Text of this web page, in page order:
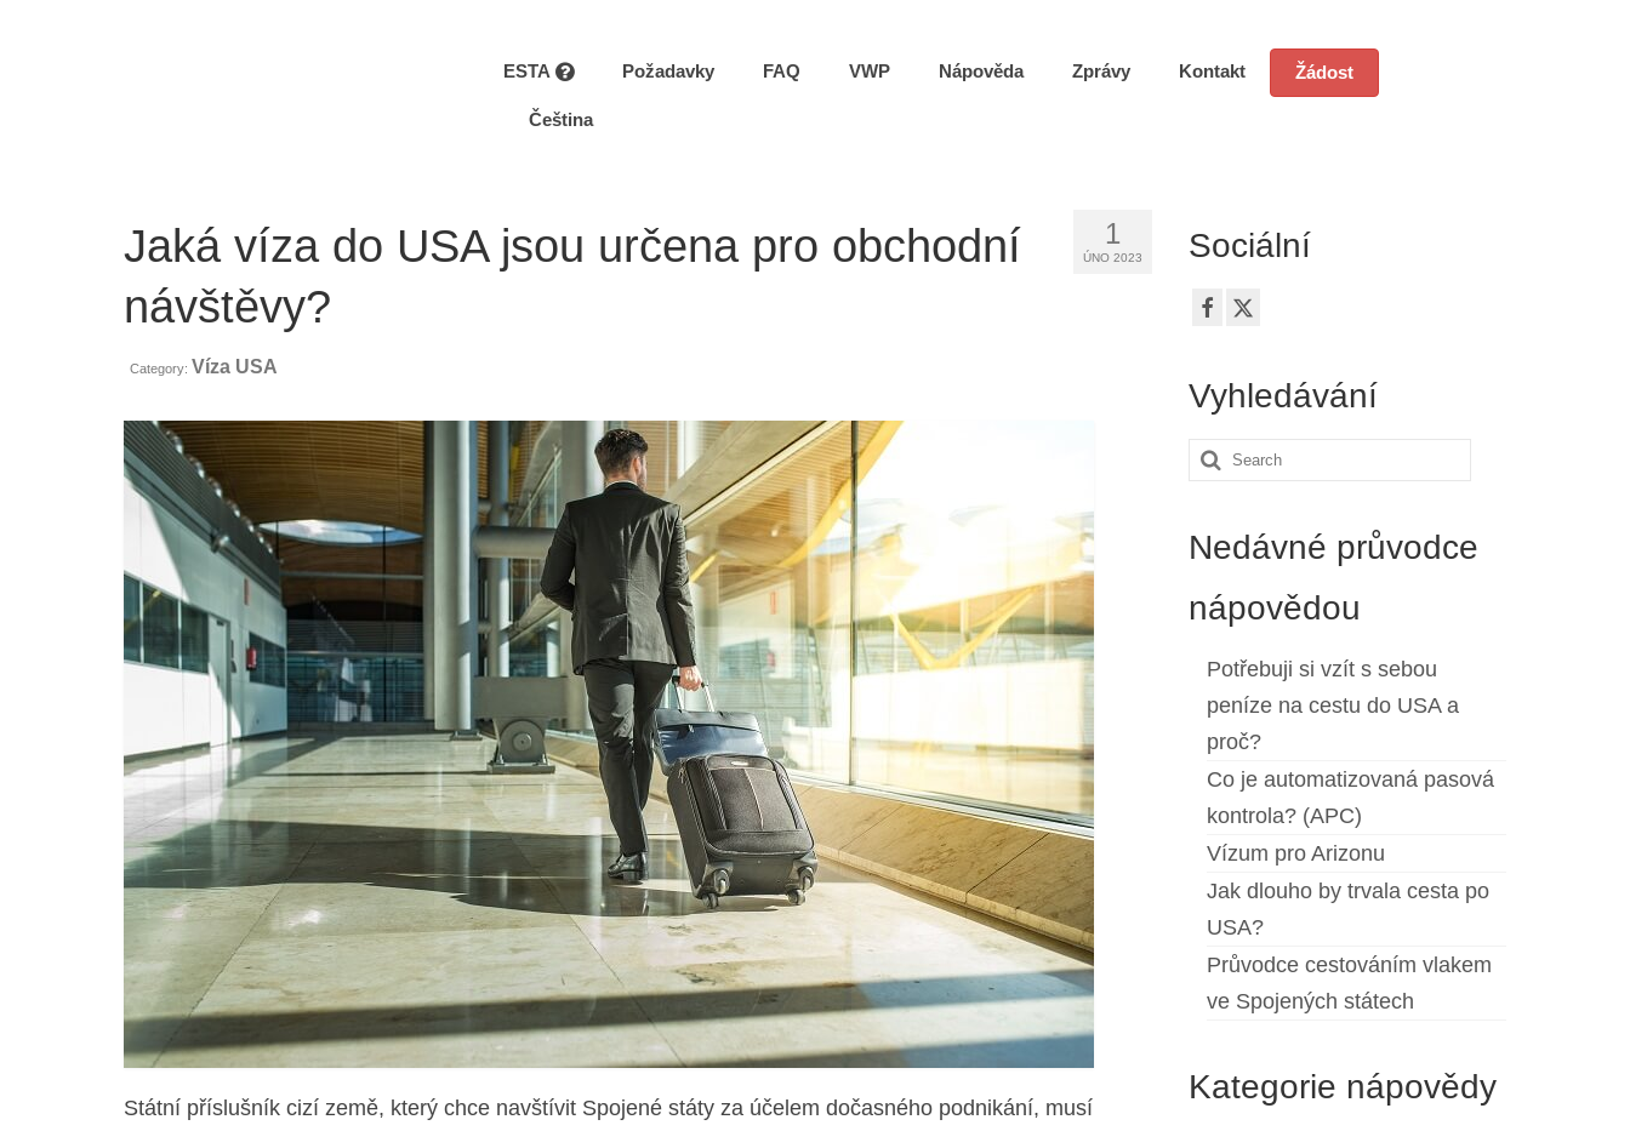
ESTA Požadavky FAQ VWP Nápověda Zprávy Kontakt Žádost
Čeština
1
ÚNO 2023
Jaká víza do USA jsou určena pro obchodní
návštěvy?
Category: Víza USA
Státní příslušník cizí země, který chce navštívit Spojené státy za účelem dočasného podnikání, musí
Sociální
Vyhledávání
Search
Nedávné průvodce
nápovědou
Potřebuji si vzít s sebou
peníze na cestu do USA a
proč?
Co je automatizovaná pasová
kontrola? (APC)
Vízum pro Arizonu
Jak dlouho by trvala cesta po
USA?
Průvodce cestováním vlakem
ve Spojených státech
Kategorie nápovědy